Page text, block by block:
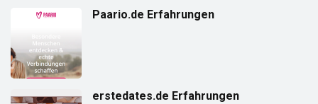
Paario.de Erfahrungen
erstedates.de Erfahrungen